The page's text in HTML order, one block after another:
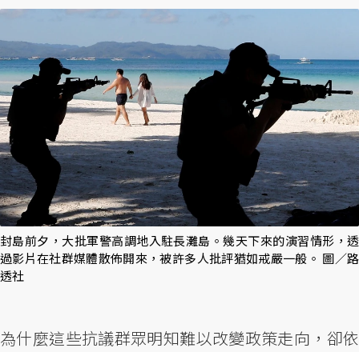
封島前夕，大批軍警高調地入駐長灘島。幾天下來的演習情形，透
過影片在社群媒體散佈開來，被許多人批評猶如戒嚴一般。 圖／路
透社
為什麼這些抗議群眾明知難以改變政策走向，卻依